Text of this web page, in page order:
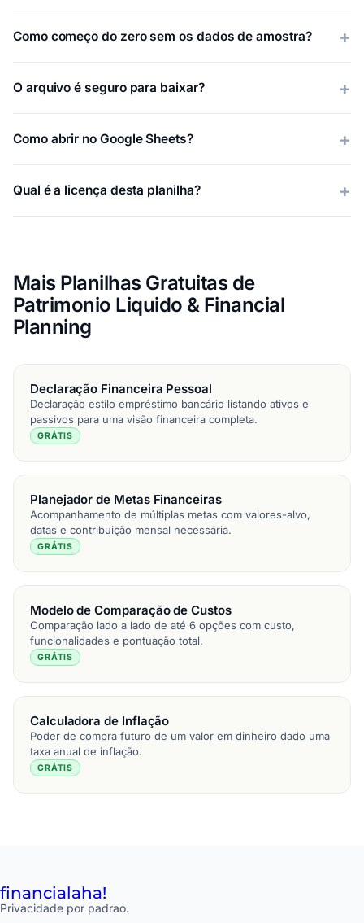
Como começo do zero sem os dados de amostra?
O arquivo é seguro para baixar?
Como abrir no Google Sheets?
Qual é a licença desta planilha?
Mais Planilhas Gratuitas de
Patrimonio Liquido & Financial
Planning
Declaração Financeira Pessoal
Declaração estilo empréstimo bancário listando ativos e
passivos para uma visão financeira completa.
GRÁTIS
Planejador de Metas Financeiras
Acompanhamento de múltiplas metas com valores-alvo,
datas e contribuição mensal necessária.
GRÁTIS
Modelo de Comparação de Custos
Comparação lado a lado de até 6 opções com custo,
funcionalidades e pontuação total.
GRÁTIS
Calculadora de Inflação
Poder de compra futuro de um valor em dinheiro dado uma
taxa anual de inflação.
GRÁTIS
financialaha!
Privacidade por padrao.